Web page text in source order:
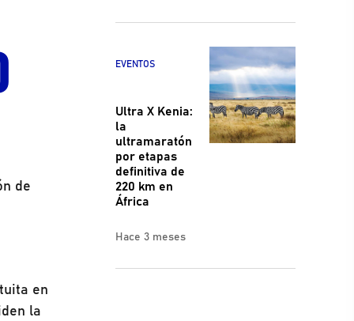
de
en
la
EVENTOS
Ultra X Kenia:
la
ultramaratón
por etapas
definitiva de
220 km en
África
Hace 3 meses